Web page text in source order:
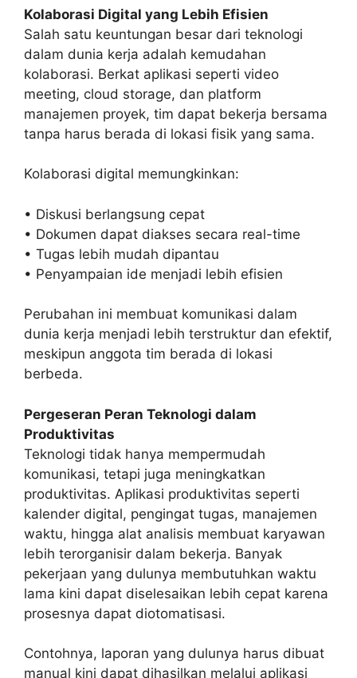
Kolaborasi Digital yang Lebih Efisien
Salah satu keuntungan besar dari teknologi
dalam dunia kerja adalah kemudahan
kolaborasi. Berkat aplikasi seperti video
meeting, cloud storage, dan platform
manajemen proyek, tim dapat bekerja bersama
tanpa harus berada di lokasi fisik yang sama.
Kolaborasi digital memungkinkan:
• Diskusi berlangsung cepat
• Dokumen dapat diakses secara real-time
• Tugas lebih mudah dipantau
• Penyampaian ide menjadi lebih efisien
Perubahan ini membuat komunikasi dalam
dunia kerja menjadi lebih terstruktur dan efektif,
meskipun anggota tim berada di lokasi
berbeda.
Pergeseran Peran Teknologi dalam
Produktivitas
Teknologi tidak hanya mempermudah
komunikasi, tetapi juga meningkatkan
produktivitas. Aplikasi produktivitas seperti
kalender digital, pengingat tugas, manajemen
waktu, hingga alat analisis membuat karyawan
lebih terorganisir dalam bekerja. Banyak
pekerjaan yang dulunya membutuhkan waktu
lama kini dapat diselesaikan lebih cepat karena
prosesnya dapat diotomatisasi.
Contohnya, laporan yang dulunya harus dibuat
manual kini dapat dihasilkan melalui aplikasi